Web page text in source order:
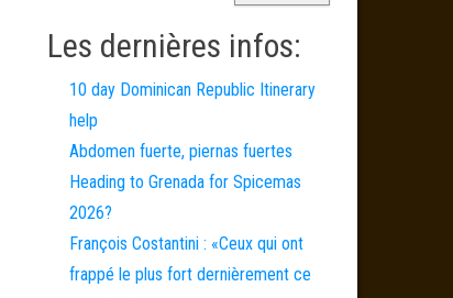
Les dernières infos:
10 day Dominican Republic Itinerary
help
Abdomen fuerte, piernas fuertes
Heading to Grenada for Spicemas
2026?
François Costantini : «Ceux qui ont
frappé le plus fort dernièrement ce